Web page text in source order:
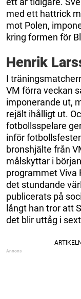
med ett hattrick
mot Polen,
kring formen för
Henrik
I
VM förra veckan
imponerande ut,
rejält ihålligt ut.
fotbollsspelare
inför
bronshjälte från
målskyttar i
programmet Viva
det stundande
publicerats på
långt han tror att
det blir uttåg i